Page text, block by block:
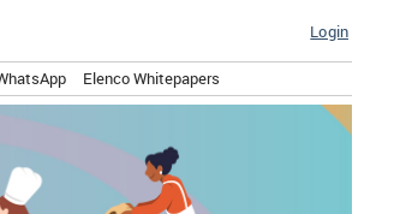
Login
Elenco Whitepapers